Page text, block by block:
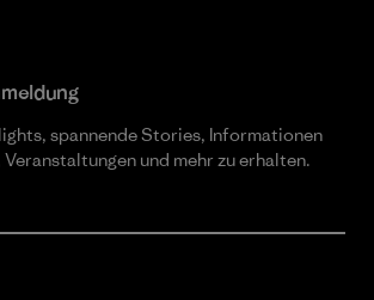
spannende Stories, Informationen
und mehr zu erhalten.